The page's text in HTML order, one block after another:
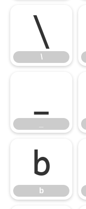
\
\
b
b